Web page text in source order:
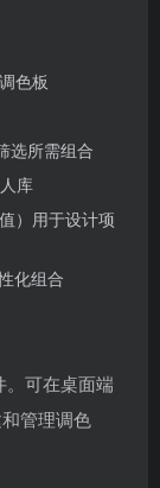
色板
选所需组合
库
）用于设计项
化组合
可在桌面端
管理调色